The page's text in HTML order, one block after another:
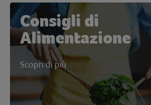
Consigli di
Alimentazione
Scopri di più